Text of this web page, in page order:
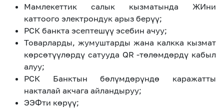
Мамлекеттик салык кызматында ЖИни
каттоого электрондук арыз берүү;
РСК банкта эсептешүү эсебин ачуу;
Товарларды, жумуштарды жана калкка кызмат
көрсөтүүлөрдү сатууда QR -төлөмдөрдү кабыл
алуу;
РСК Банктын бөлүмдөрүндө каражатты
накталай акчага айландыруу;
ЭЭФти көрүү;